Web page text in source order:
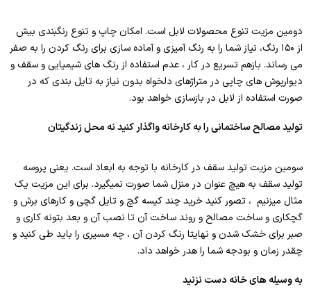
دومین مزیت تنوع محصولات لابل است. امکان چاپ و تنوع رنگبندی بیش
از ۱۵۰ رنگ، نیاز شما را به رنگ آمیزی و آماده سازی برای رنگ کردن را به صفر
می رساند. بازهم تسریع در کار ، عدم استفاده از رنگ های شیمیایی و سقف و
دیوارپوش های چاپی در متراژهای دلخواه بدون نیاز به تایل بندی که در
صورت استفاده از لابل در بازسازی خواهد بود.
تولید مصالح ساختمانی را به کارخانه واگذار کنید نه محل زندگیتان
سومین مزیت تولید سقف در کارخانه با توجه به ابعاد است. یعنی پروسه
تولید سقف به هیچ عنوان در منزل شما صورت نمیگیرد. برای این مزیت یک
مثال میزنیم ، تصور کنید خرید چند کیسه گچ و تایل گچی و کارهای برش و
گچکاری و ساخت مصالح و روند ساخت آن تا نصب آن و بعد بتونه کاری و
صبر برای خشک شدن و نهایتا رنگ کردن آن ، چه مسیری را باید طی کنید و
چقدر زمان و بودجه شما را هدر خواهد داد.
به وسیله های خانه دست نزنید